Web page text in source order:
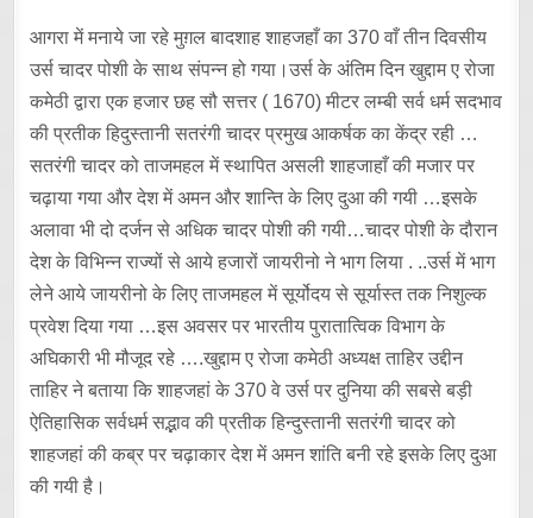
आगरा में मनाये जा रहे मुग़ल बादशाह शाहजहाँ का 370 वाँ तीन दिवसीय
उर्स चादर पोशी के साथ संपन्न हो गया।उर्स के अंतिम दिन खुद्दाम ए रोजा
कमेठी द्वारा एक हजार छह सौ सत्तर ( 1670) मीटर लम्बी सर्व धर्म सदभाव
की प्रतीक हिदुस्तानी सतरंगी चादर प्रमुख आकर्षक का केंद्र रही …
सतरंगी चादर को ताजमहल में स्थापित असली शाहजाहाँ की मजार पर
चढ़ाया गया और देश में अमन और शान्ति के लिए दुआ की गयी …इसके
अलावा भी दो दर्जन से अधिक चादर पोशी की गयी…चादर पोशी के दौरान
देश के विभिन्न राज्यों से आये हजारों जायरीनो ने भाग लिया . ..उर्स में भाग
लेने आये जायरीनो के लिए ताजमहल में सूर्योदय से सूर्यास्त तक निशुल्क
प्रवेश दिया गया …इस अवसर पर भारतीय पुरातात्विक विभाग के
अघिकारी भी मौजूद रहे ….खुद्दाम ए रोजा कमेठी अध्यक्ष ताहिर उद्दीन
ताहिर ने बताया कि शाहजहां के 370 वे उर्स पर दुनिया की सबसे बड़ी
ऐतिहासिक सर्वधर्म सद्भाव की प्रतीक हिन्दुस्तानी सतरंगी चादर को
शाहजहां की कब्र पर चढ़ाकार देश में अमन शांति बनी रहे इसके लिए दुआ
की गयी है।